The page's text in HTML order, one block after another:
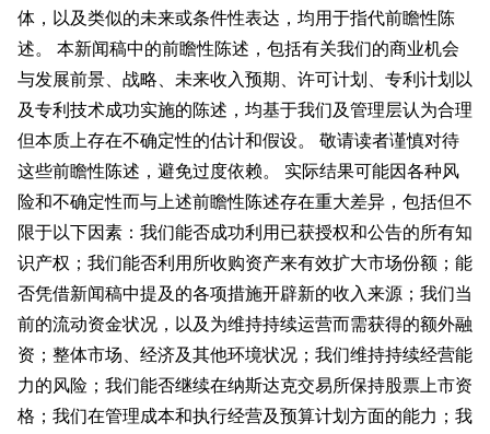
体，以及类似的未来或条件性表达，均用于指代前瞻性陈
述。 本新闻稿中的前瞻性陈述，包括有关我们的商业机会
与发展前景、战略、未来收入预期、许可计划、专利计划以
及专利技术成功实施的陈述，均基于我们及管理层认为合理
但本质上存在不确定性的估计和假设。 敬请读者谨慎对待
这些前瞻性陈述，避免过度依赖。 实际结果可能因各种风
险和不确定性而与上述前瞻性陈述存在重大差异，包括但不
限于以下因素：我们能否成功利用已获授权和公告的所有知
识产权；我们能否利用所收购资产来有效扩大市场份额；能
否凭借新闻稿中提及的各项措施开辟新的收入来源；我们当
前的流动资金状况，以及为维持持续运营而需获得的额外融
资；整体市场、经济及其他环境状况；我们维持持续经营能
力的风险；我们能否继续在纳斯达克交易所保持股票上市资
格；我们在管理成本和执行经营及预算计划方面的能力；我